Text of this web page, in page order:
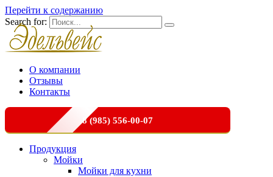
Перейти к содержанию
Search for:
О компании
Отзывы
Контакты
8 (985) 556-00-07
Продукция
Мойки
Мойки для кухни